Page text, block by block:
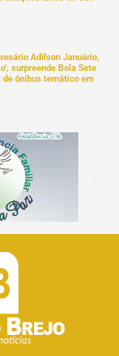
Adilson Januário,
surpreende Bola Sete
de ônibus temático em